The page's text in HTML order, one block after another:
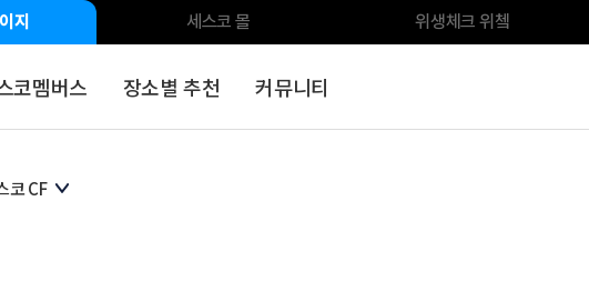
지 세스코 몰 위생체크 위쳌
바이러스 식품안전 전문클리닝 환경가전
코멤버스 장소별 추천 커뮤니티
코 CF